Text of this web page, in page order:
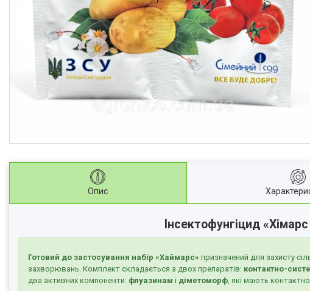
Опис
Інсектофунгіцид
Готовий до застосування набір «Хаймарс» призначений для захисту
захворювань. Комплект складається з двох препаратів: контактно-
два активних компоненти: флуазинам і діметоморф , які мають